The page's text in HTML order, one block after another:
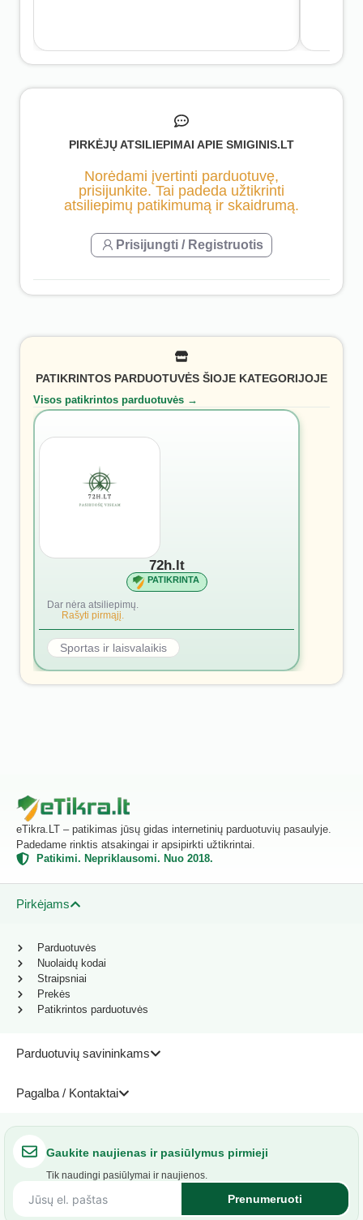
PIRKĖJŲ ATSILIEPIMAI APIE SMIGINIS.LT
Norėdami įvertinti parduotuvę,
prisijunkite. Tai padeda užtikrinti
atsiliepimų patikimumą ir skaidrumą.
Prisijungti / Registruotis
PATIKRINTOS PARDUOTUVĖS ŠIOJE KATEGORIJOJE
Visos patikrintos parduotuvės →
72h.lt
PATIKRINTA
Dar nėra atsiliepimų.
Rašyti pirmąjį.
Sportas ir laisvalaikis
eTikra.LT – patikimas jūsų gidas internetinių parduotuvių pasaulyje.
Padedame rinktis atsakingai ir apsipirkti užtikrintai.
Patikimi. Nepriklausomi. Nuo 2018.
Pirkėjams
Parduotuvių savininkams
Pagalba / Kontaktai
Parduotuvės
Nuolaidų kodai
Straipsniai
Prekės
Patikrintos parduotuvės
Gaukite naujienas ir pasiūlymus pirmieji
Tik naudingi pasiūlymai ir naujienos.
Prenumeruoti